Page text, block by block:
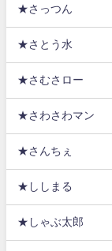
★さっつん
★さとう水
★さむさロー
★さわさわマン
★さんちぇ
★ししまる
★しゃぶ太郎